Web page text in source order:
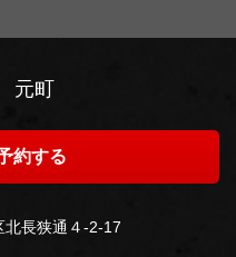
町
約する
北長狭通４-2-17